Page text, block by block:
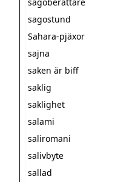
sagostund
Sahara-pjäxor
sajna
saken är biff
saklig
saklighet
salami
saliromani
salivbyte
sallad